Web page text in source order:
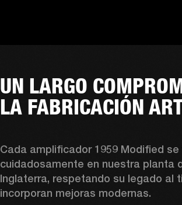
UN LARGO
LA FABRICACIÓN
Cada amplificador 1959 Modified
cuidadosamente en nuestra planta
Inglaterra, respetando su legado al
incorporan mejoras modernas.